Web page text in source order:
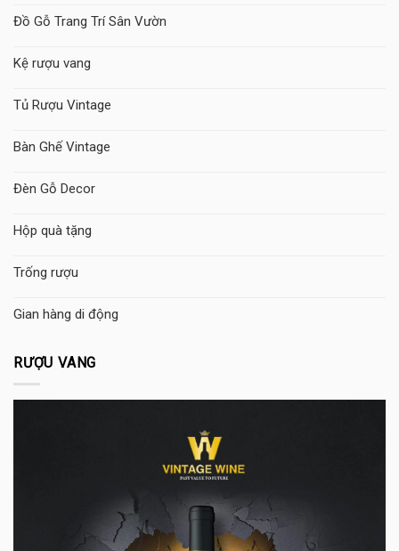
Đồ Gỗ Trang Trí Sân Vườn
Kệ rượu vang
Tủ Rượu Vintage
Bàn Ghế Vintage
Đèn Gỗ Decor
Hộp quà tặng
Trống rượu
Gian hàng di động
RƯỢU VANG